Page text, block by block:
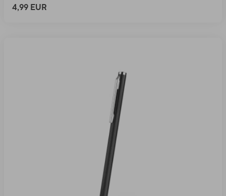
4,99 EUR